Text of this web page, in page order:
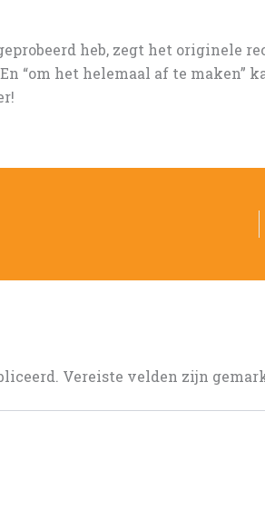
heb, zegt het originele
“om het helemaal af te
Vereiste velden zijn